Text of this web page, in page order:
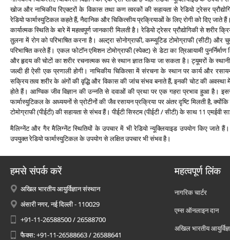
खोज और नाभिकीय रिएक्‍टरों के विकास तथा कण त्‍वरकों की सहायता से रेडियो ट्रेसर
रेडियो फार्मास्‍युटिकल कहते हैं, नैदानिक और चिकित्‍सीय प्रक्रियाओं के लिए रोगी को दिए
कार्यात्‍मक स्थिति के बारे में महत्‍वपूर्ण जानकारी मिलती है। रेडियो ट्रेसर प्रौद्योगिकी से शरीर
तुलना में रोग को परिभाषित करना है। अल्‍ट्रा सोनोग्राफी, कम्‍प्‍यूटिड टोमोग्राफी
परिभाषित करते हैं। एकल फोटॉन एमिशन टोमोग्राफी (स्‍पेक्‍ट) से डेटा का त्रिआयामी
और हृदय की चोटों का शरीर रचनात्‍मक रूप से स्‍थान ज्ञात किया जा सकता है। ट्यूमरों के
जल्‍दी ही ऐसी एक प्रणाली होगी। नाभिकीय चिकित्‍सा में संरचना के स्‍थान पर कार्य और
सक्रिय तत्‍व शरीर के अंगों की वृद्धि और विकास की जांच संभव बनाते हैं, इनकी चोट की
होते हैं। आण्विक जीव विज्ञान की उन्‍नति से दवाओं की प्रथा पर एक गहरा प्रभाव हुआ है।
फार्मास्‍युटिकल के अध्‍ययनों से प्रोटीनों की जैव रसायन प्रक्रिया पर अंतर दृष्टि मिलती है,
टोमोग्राफी (पीईटी) की सहायता से संभव हैं। पीईटी सिस्‍टम (पीईटी / सीटी) के साथ 11 एमईवी
मैलिग्‍नेंट और गैर मैलिग्‍नेंट स्थितियों के उपचार में भी रेडियो न्‍यूक्लियाइड उपयोग किए जाते
उपयुक्‍त रेडियो फार्मास्‍युटिकल के उपयोग से लक्षित उपचार भी संभव है।
हमसे संपर्क करें
अखिल भारतीय आयुर्विज्ञान संस्थान
अंसारी नगर, नई दिल्ली - 110029
+91-11-26588500 / 26588700
फैक्स: +91-11-26588663 / 26588641
महत्वपूर्ण लिंक
नागरिक चार्टर
एम्स ऑनलाइन दान
अखिल भारतीय